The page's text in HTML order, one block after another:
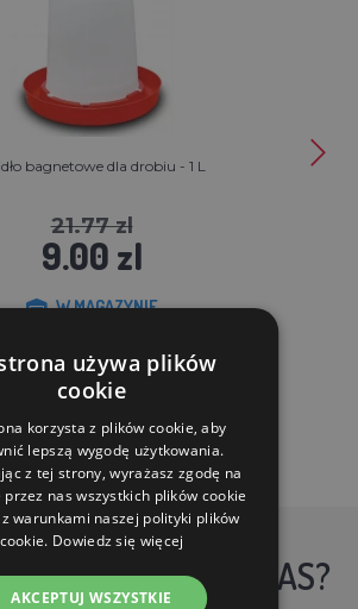
bagnetowe dla drobiu - 1 L
21.77 zl
9.00 zl
W MAGAZYNIE
DO KOSZYKA
WARTO KUPIĆ U NAS?
używa plików
cookie
korzysta z plików cookie, aby
lepszą wygodę użytkowania.
z tej strony, wyrażasz zgodę na
przez nas wszystkich plików cookie
warunkami naszej polityki plików
cookie. Dowiedz się więcej
AKCEPTUJ WSZYSTKIE